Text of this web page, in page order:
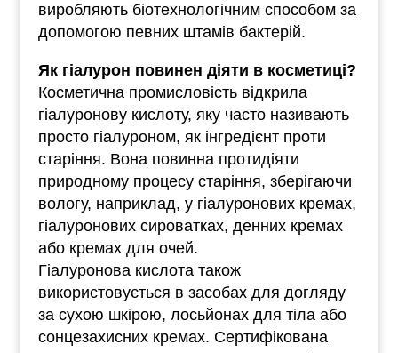
виробляють біотехнологічним способом за
допомогою певних штамів бактерій.
Як гіалурон повинен діяти в косметиці?
Косметична промисловість відкрила
гіалуронову кислоту, яку часто називають
просто гіалуроном, як інгредієнт проти
старіння. Вона повинна протидіяти
природному процесу старіння, зберігаючи
вологу, наприклад, у гіалуронових кремах,
гіалуронових сироватках, денних кремах
або кремах для очей.
Гіалуронова кислота також
використовується в засобах для догляду
за сухою шкірою, лосьйонах для тіла або
сонцезахисних кремах. Сертифікована